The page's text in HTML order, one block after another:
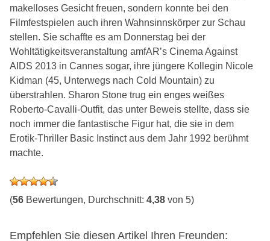
makelloses Gesicht freuen, sondern konnte bei den
Filmfestspielen auch ihren Wahnsinnskörper zur Schau
stellen. Sie schaffte es am Donnerstag bei der
Wohltätigkeitsveranstaltung amfAR’s Cinema Against
AIDS 2013 in Cannes sogar, ihre jüngere Kollegin Nicole
Kidman (45, Unterwegs nach Cold Mountain) zu
überstrahlen. Sharon Stone trug ein enges weißes
Roberto-Cavalli-Outfit, das unter Beweis stellte, dass sie
noch immer die fantastische Figur hat, die sie in dem
Erotik-Thriller Basic Instinct aus dem Jahr 1992 berühmt
machte.
(56 Bewertungen, Durchschnitt: 4,38 von 5)
Empfehlen Sie diesen Artikel Ihren Freunden: